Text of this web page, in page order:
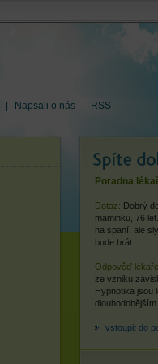
Napsali o nás
RSS
Poradna
Dotaz: Dobrý
maminku, 76
na spaní, ale
bude brát …
Odpověď
ze vzniku
Hypnotika jsou
dlouhodobějším
vstoupit do